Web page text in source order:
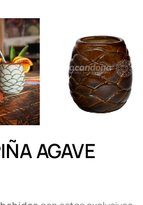
AGAVE